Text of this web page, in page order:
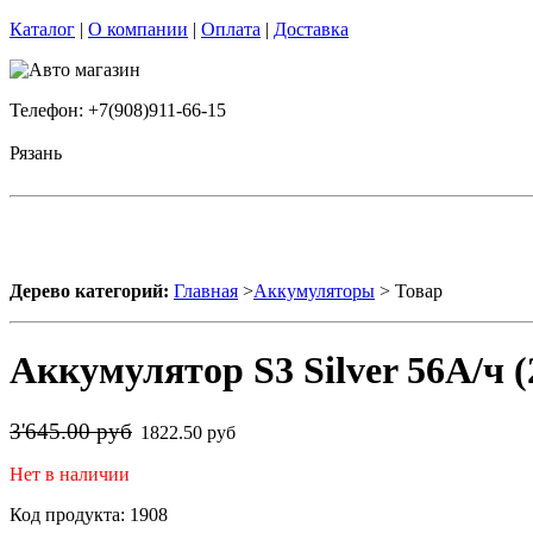
Каталог | О компании | Оплата | Доставка
Телефон: +7(908)911-66-15
Рязань
Дерево категорий: Главная >Аккумуляторы > Товар
Аккумулятор S3 Silver 56А/ч
3'645.00 руб 1822.50 руб
Нет в наличии
Код продукта: 1908